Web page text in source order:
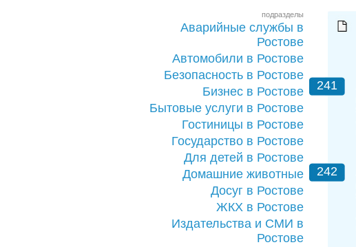
подразделы
Аварийные службы в
Ростове
Автомобили в Ростове
Безопасность в Ростове
Бизнес в Ростове
Бытовые услуги в Ростове
Гостиницы в Ростове
Государство в Ростове
Для детей в Ростове
Домашние животные
Досуг в Ростове
ЖКХ в Ростове
Издательства и СМИ в
Ростове
241
242